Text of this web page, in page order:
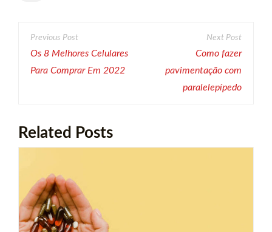
Navegação
de
Post
Os 8 Melhores Celulares
Para Comprar Em 2022
Como fazer
pavimentação com
paralelepípedo
Related Posts